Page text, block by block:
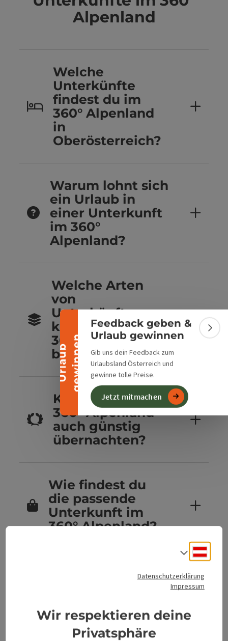
U
r
l
a
u
b
g
e
w
i
n
n
en
Banner einklappen
Feedback geben &
Urlaub gewinnen
Gib uns dein Feedback zum
Urlaubsland Österreich und
gewinne tolle Preise.
Jetzt mitmachen
Alpenland
Welche
Unterkünfte
findest du im
360° Alpenland
in
Oberösterreich?
Warum lohnt sich
ein Urlaub in
einer Unterkunft
im 360°
Alpenland?
Welche Arten
von
Unterkünften
kannst du im
360° Alpenland
buchen?
Kannst du im
360° Alpenland
auch günstig
übernachten?
Wie findest du
die passende
Unterkunft im
360° Alpenland?
Sind Hunde in
360° Alpenland
erlaubt?
Datenschutzerklärung
Impressum
Wir respektieren deine
Privatsphäre